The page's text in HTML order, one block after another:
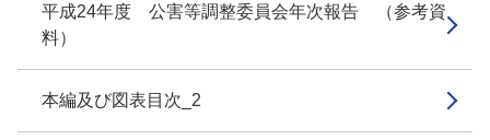
平成24年度 公害等調整委員会年次報告 （参考資
料）
本編及び図表目次_2